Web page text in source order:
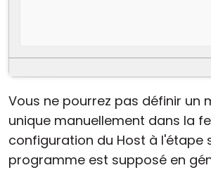
Vous ne pourrez pas définir un
unique manuellement dans la
configuration du Host à l'étape
programme est supposé en